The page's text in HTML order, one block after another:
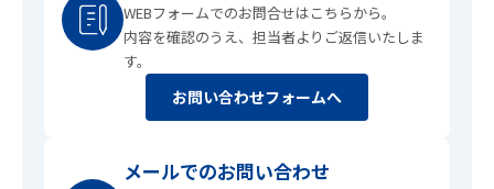
WEBフォームでのお問合せはこちらから。
内容を確認のうえ、担当者よりご返信いたしま
す。
お問い合わせフォームへ
メールでのお問い合わせ